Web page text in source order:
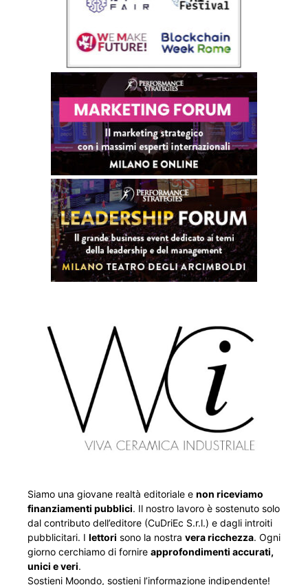
Siamo una giovane realtà editoriale e non riceviamo
finanziamenti pubblici. Il nostro lavoro è sostenuto solo
dal contributo dell’editore (CuDriEc S.r.l.) e dagli introiti
pubblicitari. I lettori sono la nostra vera ricchezza. Ogni
giorno cerchiamo di fornire approfondimenti accurati,
unici e veri.
Sostieni Moondo, sostieni l’informazione indipendente!